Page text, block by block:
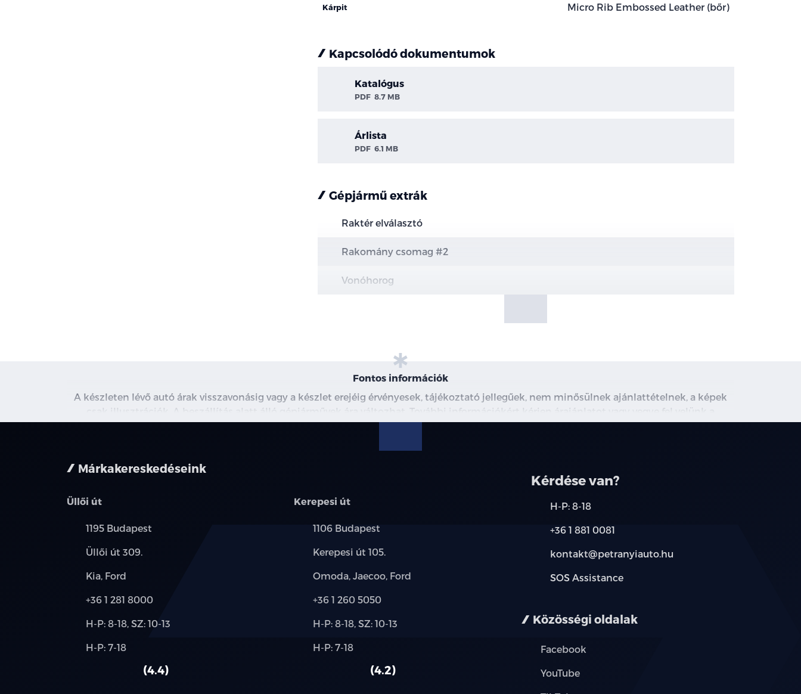
Kárpit Micro Rib Embossed Leather (bőr)
Kapcsolódó dokumentumok
Katalógus
PDF 8.7 MB
Árlista
PDF 6.1 MB
Gépjármű extrák
Raktér elválasztó
Rakomány csomag #2
Vonóhorog
AM/FM/DAB antenna
Nyilvános töltőkábel (egyfázisú)
8m
Vez. tám. csomag 9T
Csak PHEV esetén
Aut. vészfékezés
Ütközésre figy. rendszer
Din. fékrásegítés
Fontos információk
A készleten lévő autó árak visszavonásig vagy a készlet erejéig érvényesek, tájékoztató jellegűek, nem minősülnek ajánlattételnek, a képek
csak illusztrációk. A beszállítás alatt álló gépjárművek ára változhat. További információkért kérjen árajánlatot vagy vegye fel velünk a
kapcsolatot. A használt autó beszámítás részleteiről, kérjük, érdeklődjön munkatársainknál. A meghirdetett induló THM tájékoztató jellegű,
Márkakereskedéseink
Üllői út
Település:
1195 Budapest
Cím:
Üllői út 309.
Márkák:
Kia, Ford
Telefon:
+36 1 281 8000
Új-
használt
H-P: 8-18, SZ: 10-13
Alkatrész,
H-P: 7-18
4.4
Kerepesi út
Település:
1106 Budapest
Cím:
Kerepesi út 105.
Márkák:
Omoda, Jaecoo, Ford
Telefon:
+36 1 260 5050
Új-
használt
H-P: 8-18, SZ: 10-13
Alkatrész,
H-P: 7-18
4.2
Kérdése van?
H-P: 8-18
+36 1 881 0081
kontakt@petranyiauto.hu
SOS Assistance
Közösségi oldalak
Facebook
YouTube